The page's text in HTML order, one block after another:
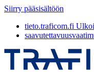
Siirry pääsisältöön
tieto.traficom.fi